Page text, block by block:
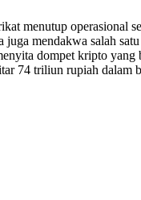
menutup operasional
mendakwa salah
dompet kripto
74 triliun rupiah dalam